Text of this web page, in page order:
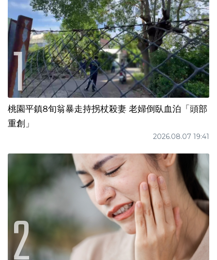
桃園平鎮8旬翁暴走持拐杖殺妻 老婦倒臥血泊「頭部
重創」
2026.08.07 19:41